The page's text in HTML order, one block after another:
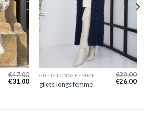
€47.00
€31.00
GILETS LONGS FEMME
gilets longs femme
€39.00
€26.00